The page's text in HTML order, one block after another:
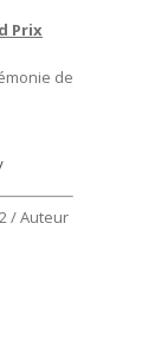
Prix
de
/ Auteur